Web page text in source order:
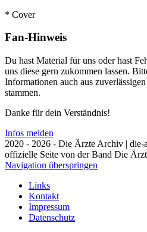
* Cover
Fan-Hinweis
Du hast Material für uns oder hast
uns diese gern zukommen lassen.
Informationen auch aus
stammen.
Danke für dein Verständnis!
Infos melden
2020 - 2026 - Die Ärzte Archiv | die-
offizielle Seite von der Band Die
Navigation überspringen
Links
Kontakt
Impressum
Datenschutz